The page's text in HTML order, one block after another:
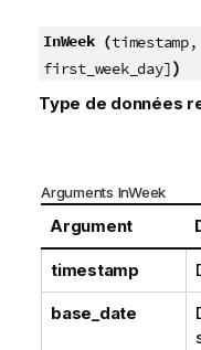
InWeek (
first_week_day])
Type de données
Arguments InWeek
Argument
timestamp
base_date